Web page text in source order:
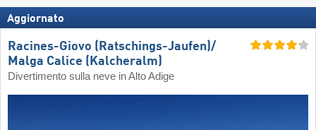
Aggiornato
Racines-Giovo (Ratschings-Jaufen)/​
Malga Calice (Kalcheralm)
Divertimento sulla neve in Alto Adige